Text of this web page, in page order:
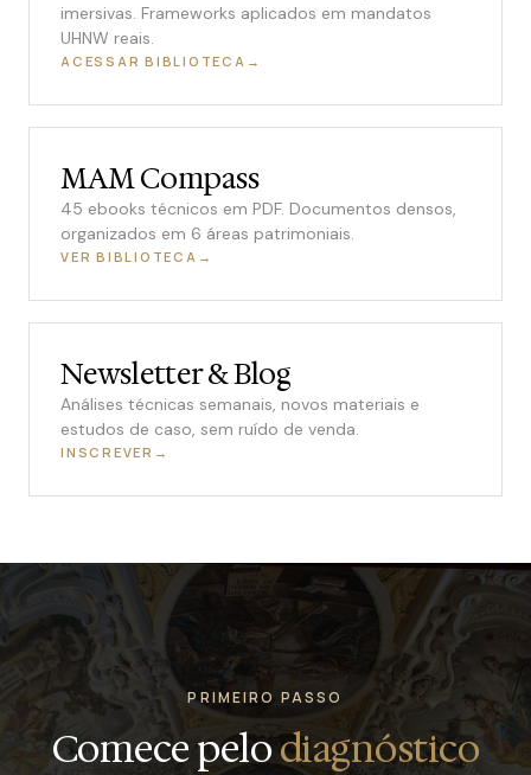
imersivas. Frameworks aplicados em mandatos
UHNW reais.
ACESSAR BIBLIOTECA
MAM Compass
45 ebooks técnicos em PDF. Documentos densos,
organizados em 6 áreas patrimoniais.
VER BIBLIOTECA
Newsletter & Blog
Análises técnicas semanais, novos materiais e
estudos de caso, sem ruído de venda.
INSCREVER
PRIMEIRO PASSO
Comece pelodiagnóstico